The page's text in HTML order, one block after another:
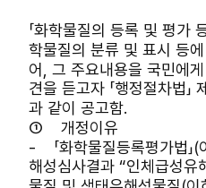
「화학물질의 등록 및 평가
학물질의 분류 및 표시 등에
어, 그 주요내용을 국민에
견을 듣고자 「행정절차법
과 같이 공고함.
① 개정이유
- 「화학물질등록평가법」
해성심사결과 “인체급성유